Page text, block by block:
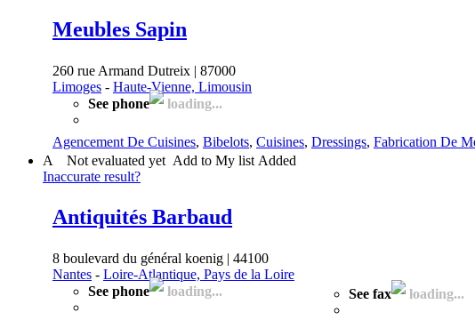
Meubles Sapin
260 rue Armand Dutreix | 87000
Limoges - Haute-Vienne, Limousin
See phone
loading...
Agencement De Cuisines, Bibelots, Cuisines, Dressings, Fabrication De
A
Not evaluated yet Add to My list Added
Inaccurate result?
Antiquités Barbaud
8 boulevard du général koenig | 44100
Nantes - Loire-Atlantique, Pays de la Loire
See phone
loading... See fax loading...